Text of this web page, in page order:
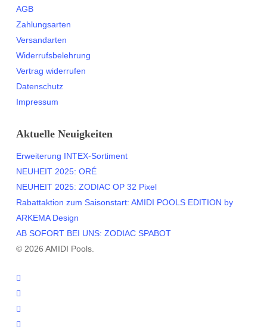
AGB
Zahlungsarten
Versandarten
Widerrufsbelehrung
Vertrag widerrufen
Datenschutz
Impressum
Aktuelle Neuigkeiten
Erweiterung INTEX-Sortiment
NEUHEIT 2025: ORÉ
NEUHEIT 2025: ZODIAC OP 32 Pixel
Rabattaktion zum Saisonstart: AMIDI POOLS EDITION by
ARKEMA Design
AB SOFORT BEI UNS: ZODIAC SPABOT
© 2026 AMIDI Pools.
twitter
facebook
youtube
instagram